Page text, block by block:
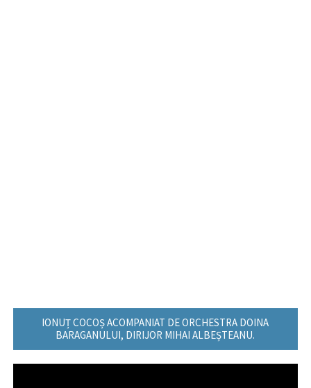
IONUȚ COCOȘ ACOMPANIAT DE ORCHESTRA DOINA
BARAGANULUI, DIRIJOR MIHAI ALBEȘTEANU.